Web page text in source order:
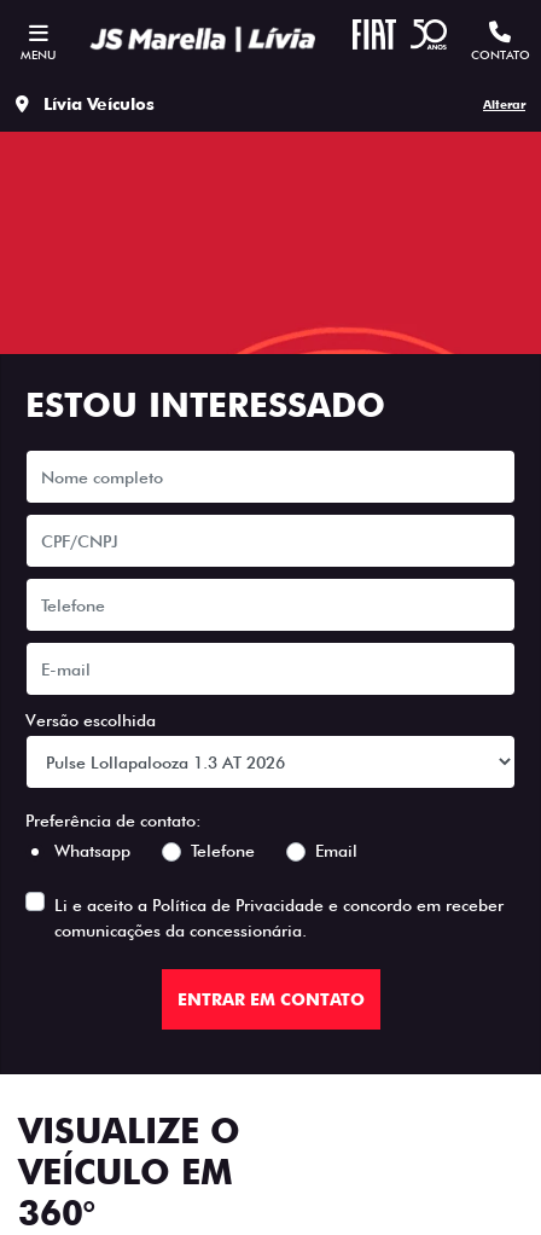
MENU CONTATO
Lívia Veículos Alterar
ESTOU INTERESSADO
Versão escolhida
Preferência de contato:
Whatsapp
Telefone Email
Li e aceito a Política de Privacidade e concordo em receber
comunicações da concessionária.
ENTRAR EM CONTATO
VISUALIZE O
VEÍCULO EM
360°